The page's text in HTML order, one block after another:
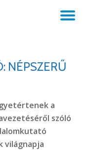
NÉPSZERŰ
a
szóló
világnapja